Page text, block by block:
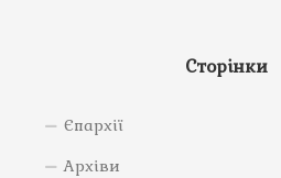
Сторінки
Єпархії
Архіви